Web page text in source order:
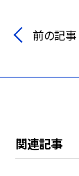
前の記事
関連記事